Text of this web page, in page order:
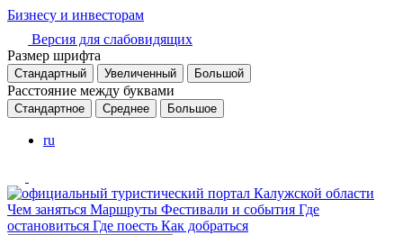
Бизнесу и инвесторам
Версия для слабовидящих
Размер шрифта
Стандартный Увеличенный Большой
Расстояние между буквами
Стандартное Среднее Большое
ru
Чем заняться Маршруты Фестивали и события Где
остановиться Где поесть Как добраться